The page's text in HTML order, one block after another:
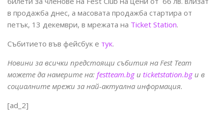
в продажба днес, а масовата продажба стартира от
петък, 13 декември, в мрежата на Ticket Station.
Събитието във фейсбук е тук.
Новини за всички предстоящи събития на Fest Team
можете да намерите на: festteam.bgи ticketstation.bgи в
социалните мрежи за най-актуална информация.
[ad_2]